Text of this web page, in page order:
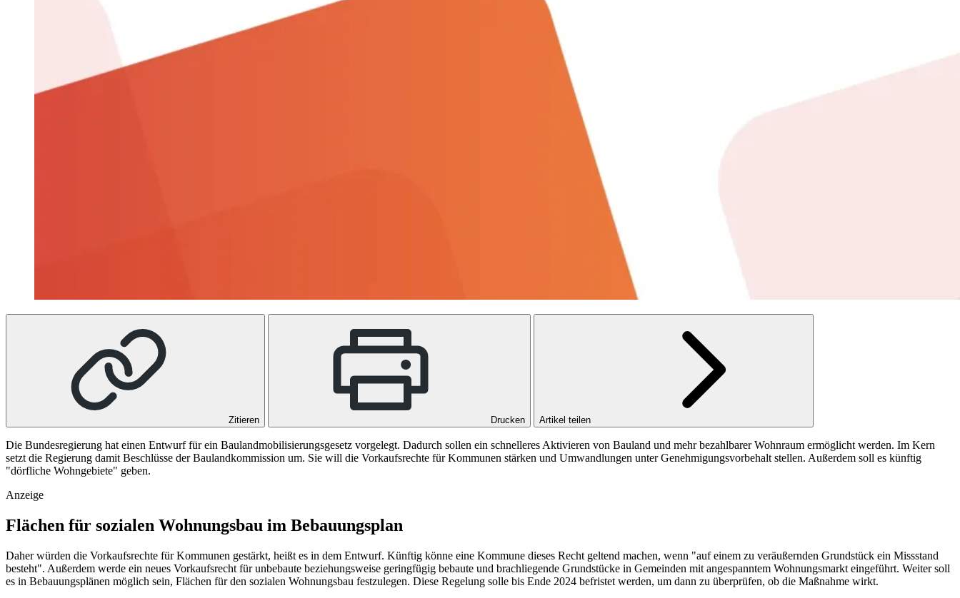
Zitieren Drucken Artikel teilen
Die Bundesregierung hat einen Entwurf für ein Baulandmobilisierungsgesetz vorgelegt. Dadurch sollen ein schnelleres Aktivieren von Bauland und mehr bezahlbarer Wohnraum ermöglicht werden. Im Kern
setzt die Regierung damit Beschlüsse der Baulandkommission um. Sie will die Vorkaufsrechte für Kommunen stärken und Umwandlungen unter Genehmigungsvorbehalt stellen. Außerdem soll es künftig
"dörfliche Wohngebiete" geben.
Anzeige
Flächen für sozialen Wohnungsbau im Bebauungsplan
Daher würden die Vorkaufsrechte für Kommunen gestärkt, heißt es in dem Entwurf. Künftig könne eine Kommune dieses Recht geltend machen, wenn "auf einem zu veräußernden Grundstück ein Missstand
besteht". Außerdem werde ein neues Vorkaufsrecht für unbebaute beziehungsweise geringfügig bebaute und brachliegende Grundstücke in Gemeinden mit angespanntem Wohnungsmarkt eingeführt. Weiter soll
es in Bebauungsplänen möglich sein, Flächen für den sozialen Wohnungsbau festzulegen. Diese Regelung solle bis Ende 2024 befristet werden, um dann zu überprüfen, ob die Maßnahme wirkt.